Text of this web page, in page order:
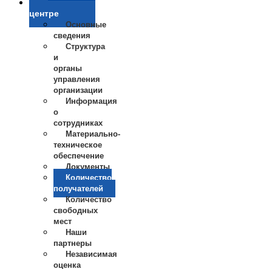
центре
Основные
сведения
Структура
и
органы
управления
организации
Информация
о
сотрудниках
Материально-
техническое
обеспечение
Документы
Количество
получателей
Количество
свободных
мест
Наши
партнеры
Независимая
оценка